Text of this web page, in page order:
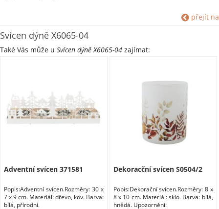
přejít na
Svícen dýně X6065-04
Také Vás může u Svícen dýně X6065-04 zajímat:
Adventní svícen 371581
Popis:Adventní svícen.Rozměry: 30 x
7 x 9 cm. Materiál: dřevo, kov. Barva:
bílá, přírodní.
Dekoracční svícen S0504/2
Popis:Dekorační svícen.Rozměry: 8 x
8 x 10 cm. Materiál: sklo. Barva: bílá,
hnědá. Upozornění: